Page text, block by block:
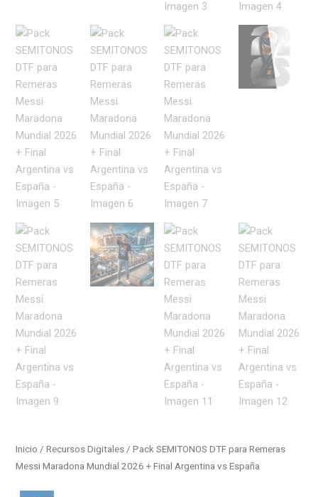
Inicio /Recursos Digitales / Pack SEMITONOS DTF para Remeras
Messi Maradona Mundial 2026 + Final Argentina vs España